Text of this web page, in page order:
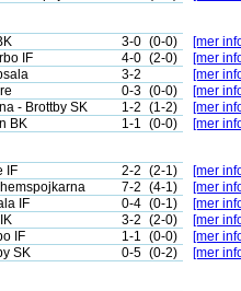
3-0 (0-0)
[mer
IF 4-0 (2-0)
[mer
3-2
[mer
0-3 (0-0)
[mer
- Brottby SK 1-2 (1-2)
[mer
BK 1-1 (0-0) [mer
IF 2-2 (2-1)
[mer
7-2 (4-1)
[mer
IF 0-4 (0-1)
[mer
3-2 (2-0)
[mer
IF 1-1 (0-0)
[mer
SK 0-5 (0-2) [mer